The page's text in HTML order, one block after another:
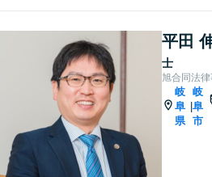
平田
士
旭合同法
岐
阜
県
|
岐
阜
市